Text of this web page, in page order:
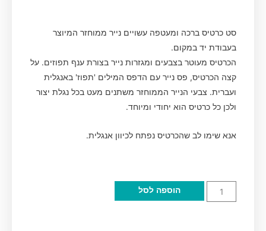
סט כרטיס ברכה ומעטפה עשויים נייר ממוחזר המיוצר
בעבודת יד במקום.
הכרטיס מעוטר בצבעים ומגזרות נייר בצורת ענף תפוזים. על
קצה הכרטיס, פס נייר עם הדפס המילים 'תפוז' באנגלית
ועברית. צבעי הנייר הממוחזר משתנים מעט בכל נגלת יצור
ולכן כל כרטיס הוא יחודי ומיוחד.
אנא שימו לב שהכרטיס נפתח לכיוון אנגלית.
הוספה לסל